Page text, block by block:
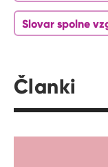
Slovar spolne
Članki